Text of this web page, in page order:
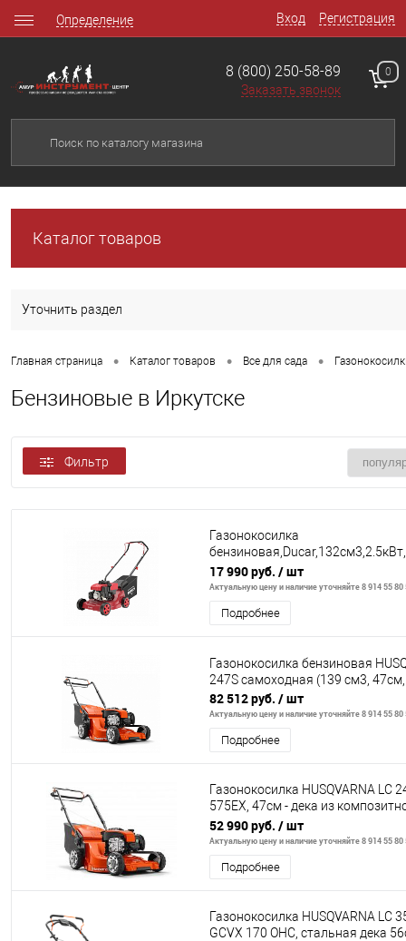
Вход Регистрация
Определение
8 (800) 250-58-89
Заказать звонок
0
Каталог товаров
Уточнить раздел
Главная страница • Каталог товаров • Все для сада •
Бензиновые в Иркутске
Фильтр
Газонокосилка
66мм,3уровн,35л,17кг
17 990 руб. / шт
Актуальную цену и наличие уточняйте 8 914 55 80
Подробнее
Газонокосилка бензиновая
247S самоходная (139 см3,
82 512 руб. / шт
Актуальную цену и наличие уточняйте 8 914 55 80
Подробнее
Газонокосилка HUSQVARNA LC
575EX, 47cм - дека из
материала, сбор в травосбор
52 990 руб. / шт
Актуальную цену и наличие уточняйте 8 914 55 80
Подробнее
Газонокосилка HUSQVARNA LC
GCVX 170 OHC, стальная дека